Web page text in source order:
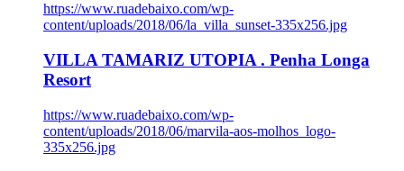
https://www.ruadebaixo.com/wp-
content/uploads/2018/06/la_villa_sunset-335x256.jpg
VILLA TAMARIZ UTOPIA . Penha Longa
Resort
https://www.ruadebaixo.com/wp-
content/uploads/2018/06/marvila-aos-molhos_logo-
335x256.jpg